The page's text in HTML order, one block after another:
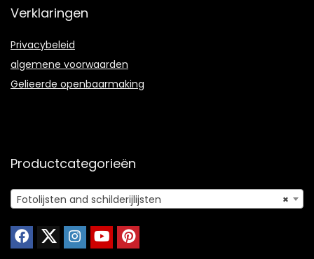
Verklaringen
Privacybeleid
algemene voorwaarden
Gelieerde openbaarmaking
Productcategorieën
×
Fotolijsten and schilderijlijsten